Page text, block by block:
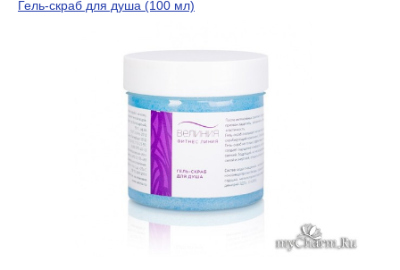
Гель-скраб для душа (100 мл)